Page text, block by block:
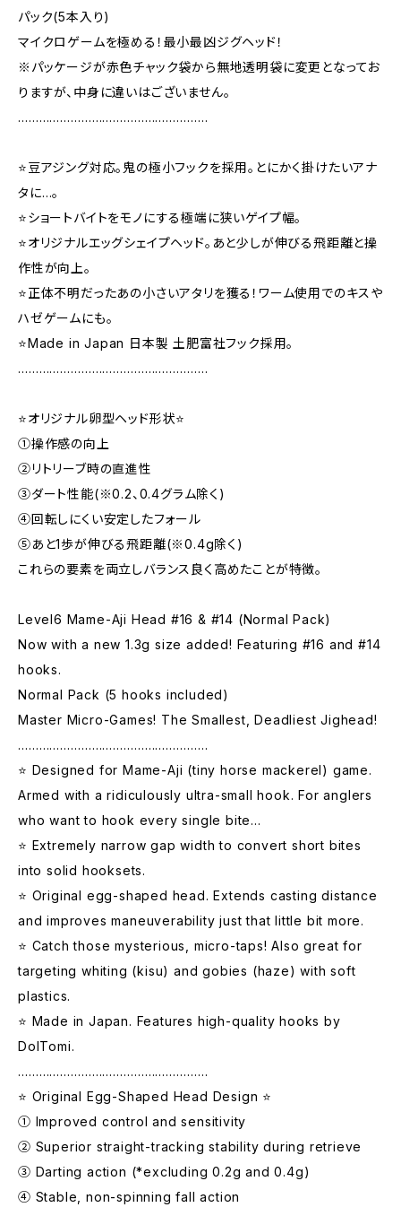
パック(5本入り)
マイクロゲームを極める！最小最凶ジグヘッド！
※パッケージが赤色チャック袋から無地透明袋に変更となってお
りますが、中身に違いはございません。
………………………………………………
⭐️豆アジング対応。鬼の極小フックを採用。とにかく掛けたいアナ
タに…。
⭐️ショートバイトをモノにする極端に狭いゲイプ幅。
⭐️オリジナルエッグシェイプヘッド。あと少しが伸びる飛距離と操
作性が向上。
⭐️正体不明だったあの小さいアタリを獲る！ワーム使用でのキスや
ハゼゲームにも。
⭐️Made in Japan 日本製 土肥富社フック採用。
………………………………………………
⭐️オリジナル卵型ヘッド形状⭐️
①操作感の向上
②リトリーブ時の直進性
③ダート性能(※0.2、0.4グラム除く)
④回転しにくい安定したフォール
⑤あと1歩が伸びる飛距離(※0.4g除く)
これらの要素を両立しバランス良く高めたことが特徴。
​Level6 Mame-Aji Head #16 & #14 (Normal Pack)
Now with a new 1.3g size added! Featuring #16 and #14
hooks.
Normal Pack (5 hooks included)
​Master Micro-Games! The Smallest, Deadliest Jighead!
………………………………………………
​⭐️ Designed for Mame-Aji (tiny horse mackerel) game.
Armed with a ridiculously ultra-small hook. For anglers
who want to hook every single bite…
⭐️ Extremely narrow gap width to convert short bites
into solid hooksets.
⭐️ Original egg-shaped head. Extends casting distance
and improves maneuverability just that little bit more.
⭐️ Catch those mysterious, micro-taps! Also great for
targeting whiting (kisu) and gobies (haze) with soft
plastics.
⭐️ Made in Japan. Features high-quality hooks by
DoITomi.
………………………………………………
​⭐️ Original Egg-Shaped Head Design ⭐️
① Improved control and sensitivity
② Superior straight-tracking stability during retrieve
③ Darting action (*excluding 0.2g and 0.4g)
④ Stable, non-spinning fall action